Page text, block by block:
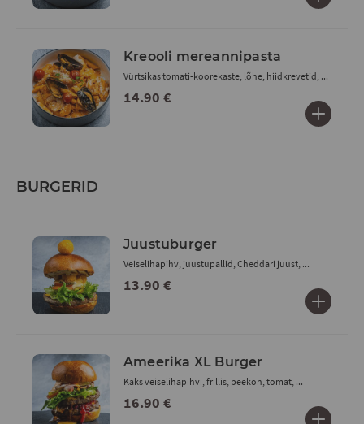
Kreooli mereannipasta
14.90 €
Vürtsikas tomati-koorekaste, lõhe, hiidkrevetid, ...
BURGERID
Juustuburger
13.90 €
Veiselihapihv, juustupallid, Cheddari juust, ...
Ameerika XL Burger
16.90 €
Kaks veiselihapihvi, frillis, peekon, tomat, ...